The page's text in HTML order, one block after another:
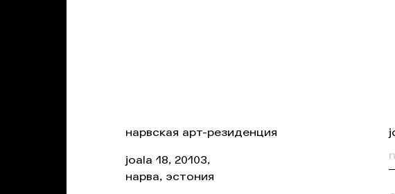
нарвская арт-резиденция
joala 18, 20103,
нарва, эстония